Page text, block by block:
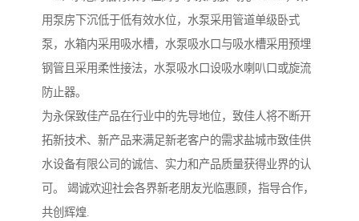
用泵房下沉低于低有效水位，水泵采用管道单级卧式
泵，水箱内采用吸水槽，水泵吸水口与吸水槽采用预埋
钢管且采用柔性接法，水泵吸水口设吸水喇叭口或旋流
防止器。
为永保致佳产品在行业中的先导地位，致佳人将不断开
拓新技术、新产品来满足新老客户的需求盐城市致佳供
水设备有限公司的诚信、实力和产品质量获得业界的认
可。 竭诚欢迎社会各界新老朋友光临惠顾，指导合作，
共创辉煌.